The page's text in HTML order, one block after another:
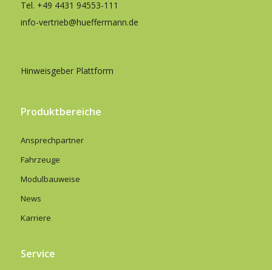
Tel. +49 4431 94553-111
info-vertrieb@hueffermann.de
Hinweisgeber Plattform
Produktbereiche
Ansprechpartner
Fahrzeuge
Modulbauweise
News
Karriere
Service